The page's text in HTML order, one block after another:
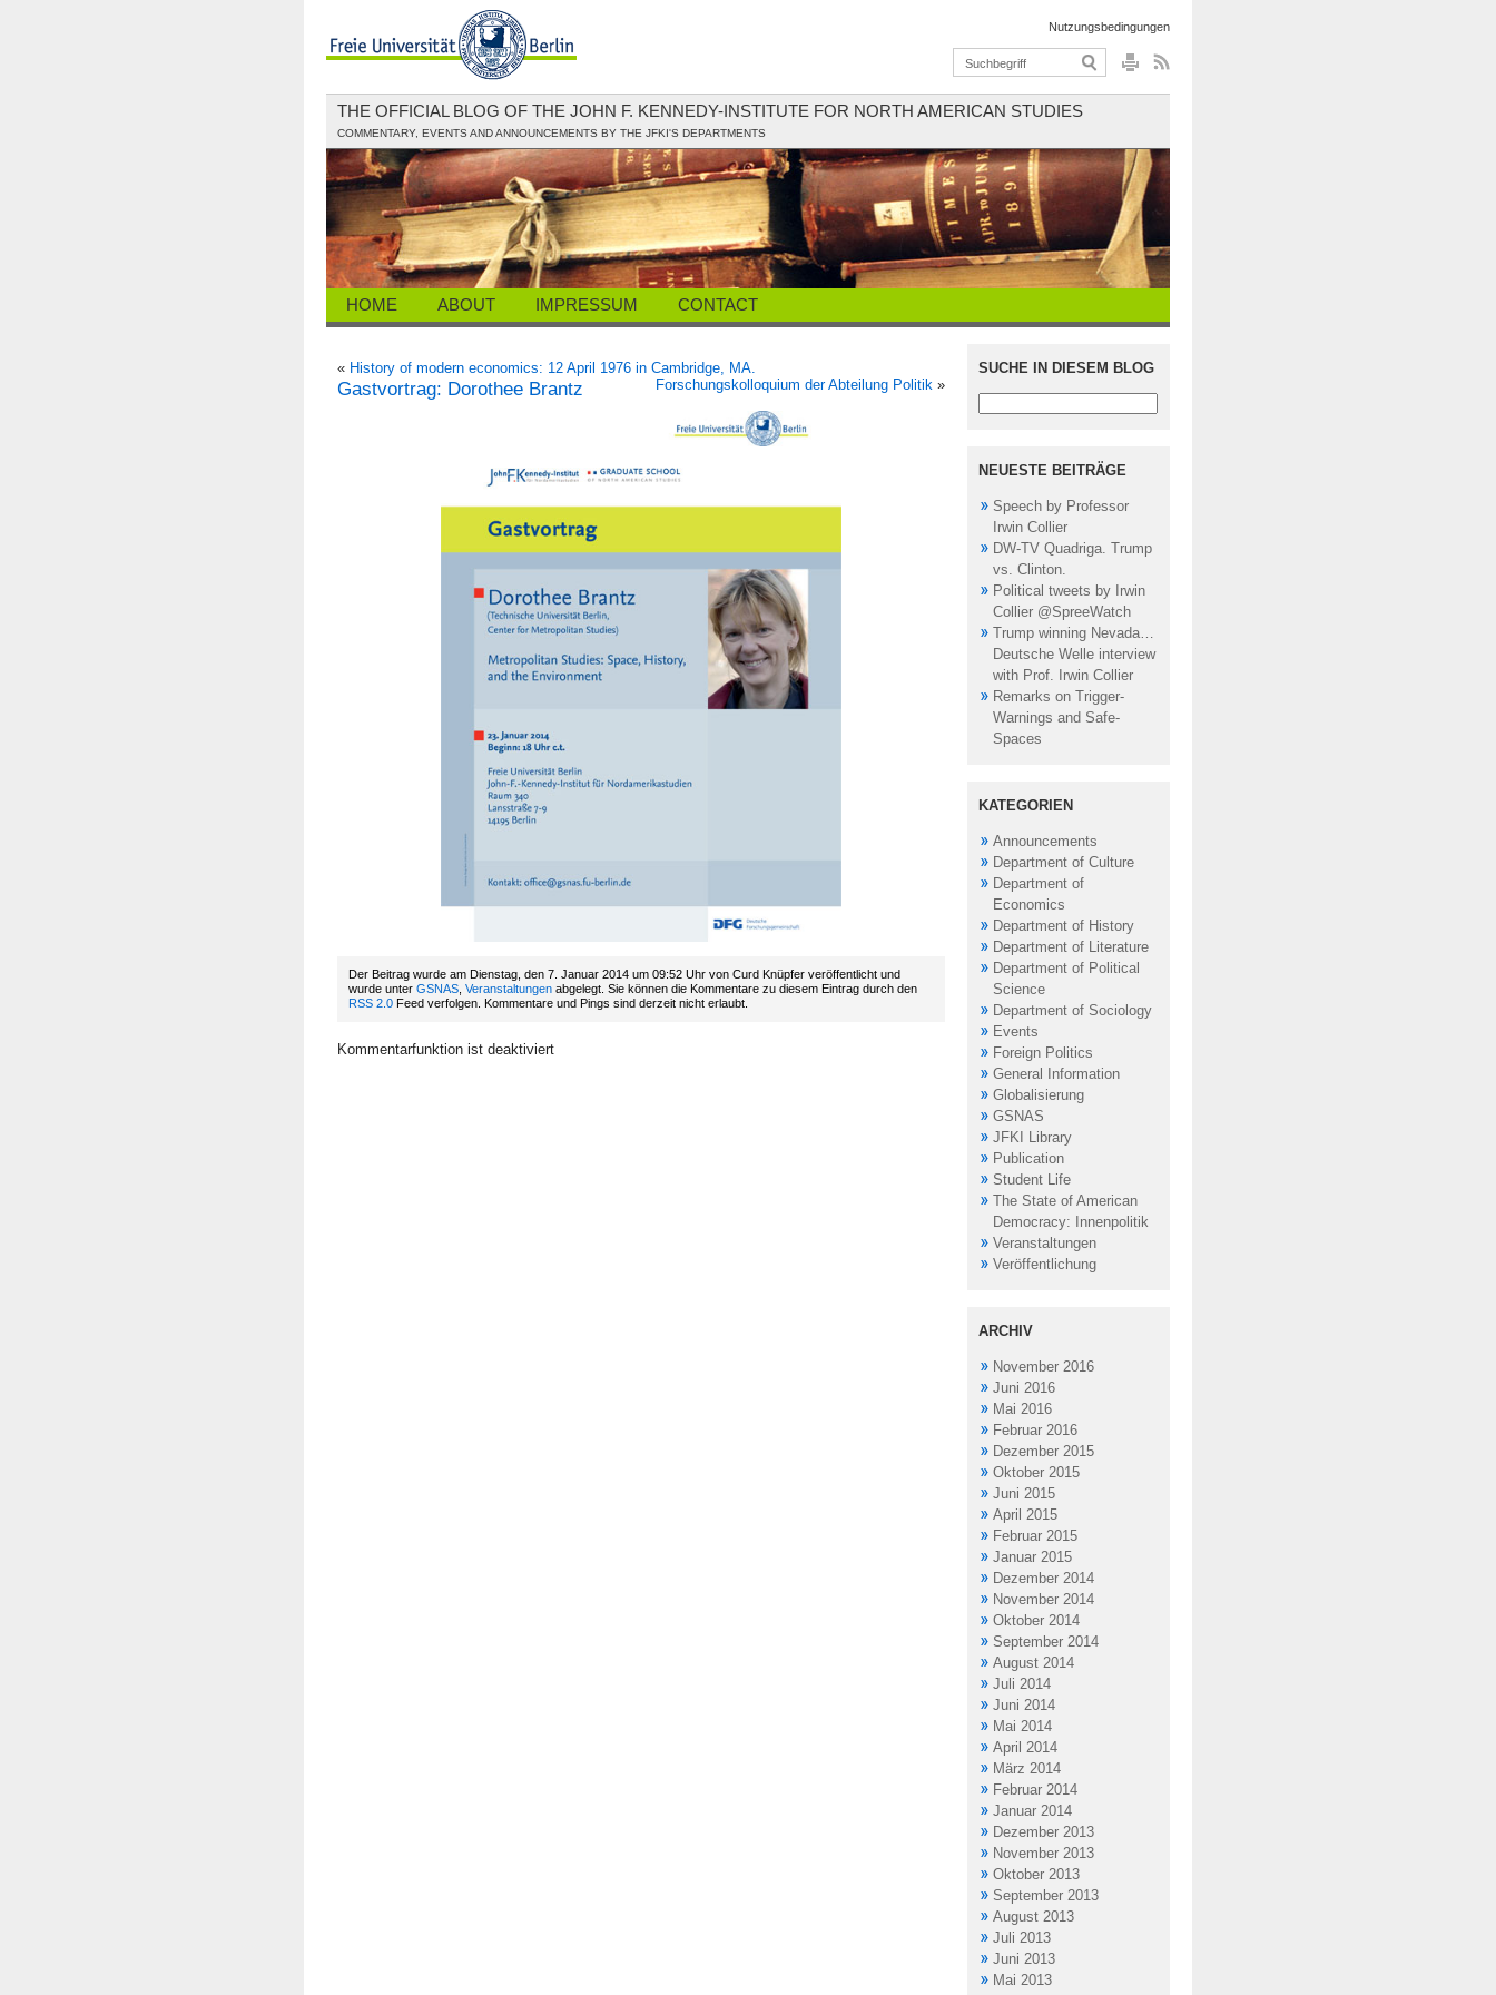
Nutzungsbedingungen
THE OFFICIAL BLOG OF THE JOHN F. KENNEDY-INSTITUTE FOR NORTH AMERICAN STUDIES
COMMENTARY, EVENTS AND ANNOUNCEMENTS BY THE JFKI'S DEPARTMENTS
HOME ABOUT IMPRESSUM CONTACT
« History of modern economics: 12 April 1976 in Cambridge, MA.
Forschungskolloquium der Abteilung Politik »
Gastvortrag: Dorothee Brantz
Der Beitrag wurde am Dienstag, den 7. Januar 2014 um 09:52 Uhr von Curd Knüpfer veröffentlicht und
wurde unter GSNAS Veranstaltungen abgelegt. Sie können die Kommentare zu diesem Eintrag durch den
RSS 2.0 Feed verfolgen. Kommentare und Pings sind derzeit nicht erlaubt.
Kommentarfunktion ist deaktiviert
SUCHE IN DIESEM BLOG
NEUESTE BEITRÄGE
Speech by Professor
Irwin Collier
DW-TV Quadriga. Trump
vs. Clinton.
Political tweets by Irwin
Collier @SpreeWatch
Trump winning Nevada…
Deutsche Welle interview
with Prof. Irwin Collier
Remarks on Trigger-
Warnings and Safe-
Spaces
KATEGORIEN
Announcements
Department of Culture
Department of
Economics
Department of History
Department of Literature
Department of Political
Science
Department of Sociology
Events
Foreign Politics
General Information
Globalisierung
GSNAS
JFKI Library
Publication
Student Life
The State of American
Democracy: Innenpolitik
Veranstaltungen
Veröffentlichung
ARCHIV
November 2016
Juni 2016
Mai 2016
Februar 2016
Dezember 2015
Oktober 2015
Juni 2015
April 2015
Februar 2015
Januar 2015
Dezember 2014
November 2014
Oktober 2014
September 2014
August 2014
Juli 2014
Juni 2014
Mai 2014
April 2014
März 2014
Februar 2014
Januar 2014
Dezember 2013
November 2013
Oktober 2013
September 2013
August 2013
Juli 2013
Juni 2013
Mai 2013